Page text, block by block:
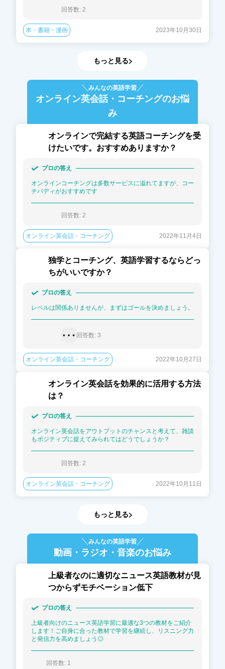
回答数: 2
本・書籍・漫画 2023年10月30日
もっと見る
みんなの英語学習
オンライン英会話・コーチングのお悩
み
オンラインで完結する英語コーチングを受
けたいです。おすすめありますか？
プロの答え
オンラインコーチングは多数サービスに溢れてますが、コー
チバディがおすすめです
回答数: 2
オンライン英会話・コーチング 2022年11月4日
独学とコーチング、英語学習するならどっ
ちがいいですか？
プロの答え
レベルは関係ありませんが、まずはゴールを決めましょう。
回答数: 3
オンライン英会話・コーチング 2022年10月27日
オンライン英会話を効果的に活用する方法
は？
プロの答え
オンライン英会話をアウトプットのチャンスと考えて、雑談
もポジティブに捉えてみられてはどうでしょうか？
回答数: 2
オンライン英会話・コーチング 2022年10月11日
もっと見る
みんなの英語学習
動画・ラジオ・音楽のお悩み
上級者なのに適切なニュース英語教材が見
つからずモチベーション低下
プロの答え
上級者向けのニュース英語学習に最適な3つの教材をご紹介
します！ご自身に合った教材で学習を継続し、リスニング力
と発信力を高めましょう◎
回答数: 1